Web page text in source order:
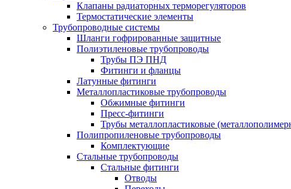
Клапаны радиаторных терморегуляторов
Термостатические элементы
Трубопроводные системы
Шланги гофрированные защитные
Полиэтиленовые трубопроводы
Трубы ПЭ ПНД
Фитинги и фланцы
Латунные фитинги
Металлопластиковые трубопроводы
Обжимные фитинги
Пресс-фитинги
Трубы металлопластиковые
Полипропиленовые трубопроводы
Комплектующие
Стальные трубопроводы
Стальные фитинги
Отводы